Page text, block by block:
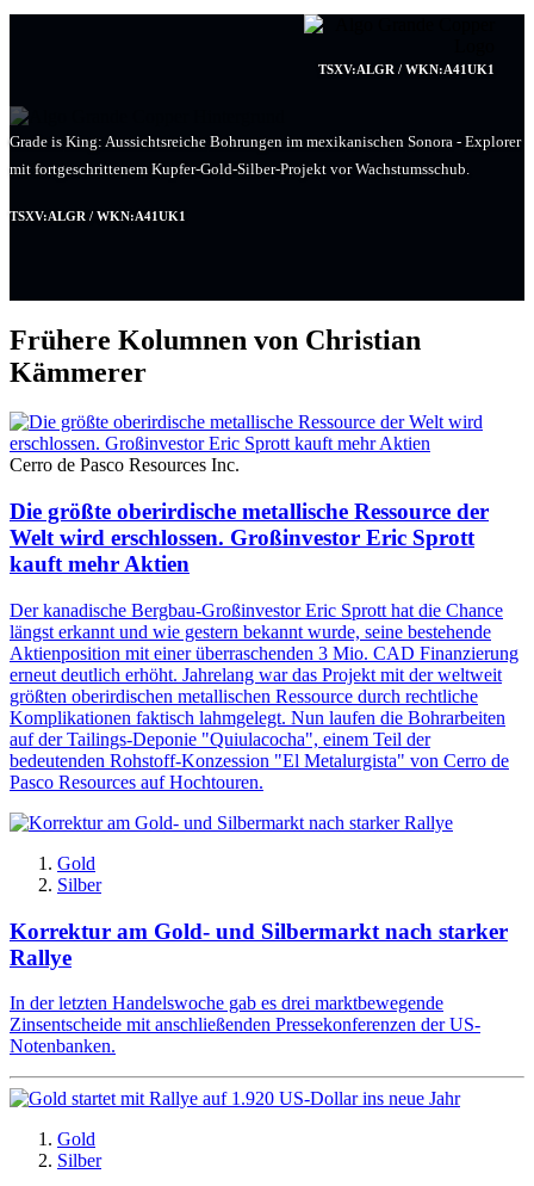
TSXV:ALGR / WKN:A41UK1
Grade is King: Aussichtsreiche Bohrungen im mexikanischen Sonora - Explorer
mit fortgeschrittenem Kupfer-Gold-Silber-Projekt vor Wachstumsschub.
TSXV:ALGR / WKN:A41UK1
Frühere Kolumnen von Christian
Kämmerer
Cerro de Pasco Resources Inc.
Die größte oberirdische metallische Ressource der
Welt wird erschlossen. Großinvestor Eric Sprott
kauft mehr Aktien
Der kanadische Bergbau-Großinvestor Eric Sprott hat die Chance
längst erkannt und wie gestern bekannt wurde, seine bestehende
Aktienposition mit einer überraschenden 3 Mio. CAD Finanzierung
erneut deutlich erhöht. Jahrelang war das Projekt mit der weltweit
größten oberirdischen metallischen Ressource durch rechtliche
Komplikationen faktisch lahmgelegt. Nun laufen die Bohrarbeiten
auf der Tailings-Deponie "Quiulacocha", einem Teil der
bedeutenden Rohstoff-Konzession "El Metalurgista" von Cerro de
Pasco Resources auf Hochtouren.
Gold
Silber
Korrektur am Gold- und Silbermarkt nach starker
Rallye
In der letzten Handelswoche gab es drei marktbewegende
Zinsentscheide mit anschließenden Pressekonferenzen der US-
Notenbanken.
Gold
Silber